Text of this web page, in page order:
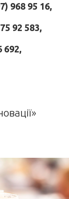
968 95 16,
92 583,
692,